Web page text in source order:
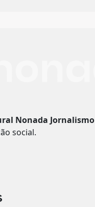
Nonada Jornalismo
social.